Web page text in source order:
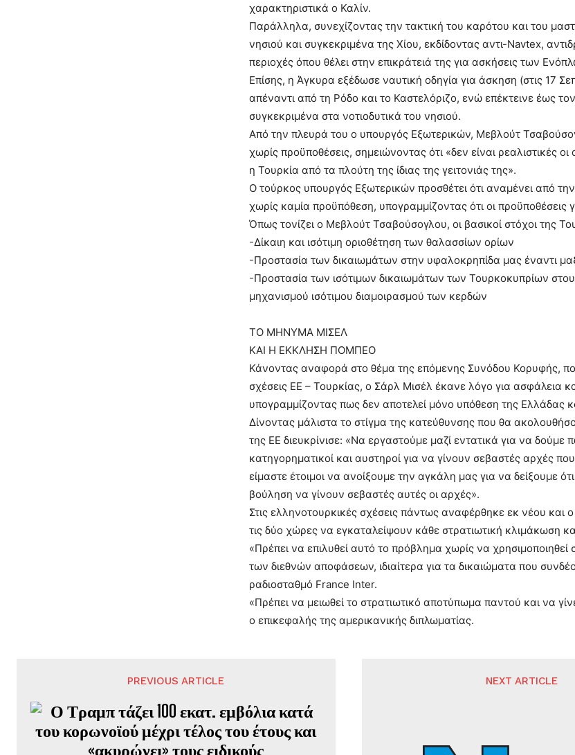
χαρακτηριστικά ο Καλίν.
Παράλληλα, συνεχίζοντας την τακτική του καρότου και του
νησιού και συγκεκριμένα της Χίου, εκδίδοντας αντι-Navtex,
περιοχές όπου θέλει στην επικράτειά της για ασκήσεις των
Επίσης, η Άγκυρα εξέδωσε ναυτική οδηγία για άσκηση (στις 17
απέναντι από τη Ρόδο και το Καστελόριζο, ενώ επέκτεινε έως
συγκεκριμένα στα νοτιοδυτικά του νησιού.
Από την πλευρά του ο υπουργός Εξωτερικών, Μεβλούτ
χωρίς προϋποθέσεις, σημειώνοντας ότι «δεν είναι
η Τουρκία από τα πλούτη της ίδιας της γειτονιάς της».
Ο τούρκος υπουργός Εξωτερικών προσθέτει ότι αναμένει από
χωρίς καμία προϋπόθεση, υπογραμμίζοντας ότι οι προϋποθέσεις
Όπως τονίζει ο Μεβλούτ Τσαβούσογλου, οι βασικοί στόχοι της
-Δίκαιη και ισότιμη οριοθέτηση των θαλασσίων ορίων
-Προστασία των δικαιωμάτων στην υφαλοκρηπίδα μας έναντι
-Προστασία των ισότιμων δικαιωμάτων των Τουρκοκυπρίων
μηχανισμού ισότιμου διαμοιρασμού των κερδών
ΤΟ ΜΗΝΥΜΑ ΜΙΣΕΛ
ΚΑΙ Η ΕΚΚΛΗΣΗ ΠΟΜΠΕΟ
Κάνοντας αναφορά στο θέμα της επόμενης Συνόδου Κορυφής,
σχέσεις ΕΕ – Τουρκίας, ο Σάρλ Μισέλ έκανε λόγο για ασφάλεια
υπογραμμίζοντας πως δεν αποτελεί μόνο υπόθεση της Ελλάδας
Δίνοντας μάλιστα το στίγμα της κατεύθυνσης που θα
της ΕΕ διευκρίνισε: «Να εργαστούμε μαζί εντατικά για να
κατηγορηματικοί και αυστηροί για να γίνουν σεβαστές αρχές
είμαστε έτοιμοι να ανοίξουμε την αγκάλη μας για να δείξουμε
βούληση να γίνουν σεβαστές αυτές οι αρχές».
Στις ελληνοτουρκικές σχέσεις πάντως αναφέρθηκε εκ νέου
τις δύο χώρες να εγκαταλείψουν κάθε στρατιωτική κλιμάκωση
«Πρέπει να επιλυθεί αυτό το πρόβλημα χωρίς να
των διεθνών αποφάσεων, ιδιαίτερα για τα δικαιώματα που
ραδιοσταθμό France Inter.
«Πρέπει να μειωθεί το στρατιωτικό αποτύπωμα παντού και να
ο επικεφαλής της αμερικανικής διπλωματίας.
PREVIOUS ARTICLE NEXT ARTICLE